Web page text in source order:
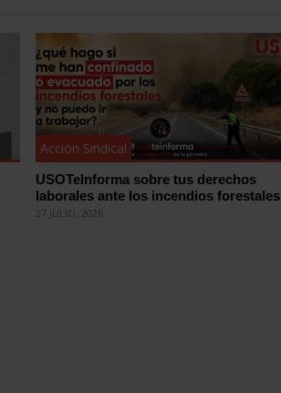
Acción Sindical
USOTeInforma sobre tus derechos
laborales ante los incendios forestales
27 JULIO, 2026